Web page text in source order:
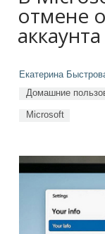
отмене
Екатерина
Домашние
Microsoft